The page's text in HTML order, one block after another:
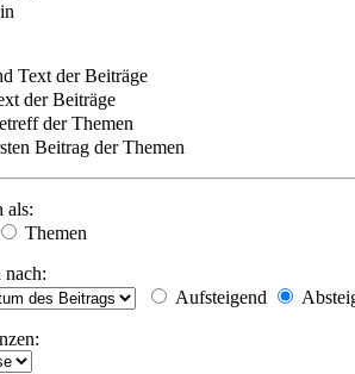
Text der Beiträge
der Beiträge
der Themen
Beitrag der Themen
als:
Themen
nach:
Aufsteigend